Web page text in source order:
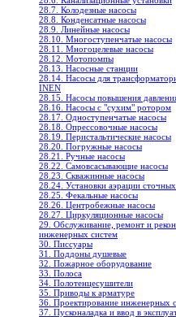
28.7. Колодезные насосы
28.8. Конденсатные насосы
28.9. Линейные насосы
28.10. Многоступенчатые насосы
28.11. Многоцелевые насосы
28.12. Мотопомпы
28.13. Насосные станции
28.14. Насосы для
INEN
28.15. Насосы повышения
28.16. Насосы с "сухим" ротором
28.17. Одноступенчатые насосы
28.18. Опрессовочные насосы
28.19. Перистальтические насосы
28.20. Погружные насосы
28.21. Ручные насосы
28.22. Самовсасывающие насосы
28.23. Скважинные насосы
28.24. Установки аэрации
28.25. Фекальные насосы
28.26. Центробежные насосы
28.27. Циркуляционные насосы
29. Обслуживание, ремонт и
инженерных систем
30. Писсуары
31. Поддоны душевые
32. Пожарное оборудование
33. Полоса
34. Полотенцесушители
35. Приводы к арматуре
36. Проектирование инженерных
37. Пусконаладка и ввод в